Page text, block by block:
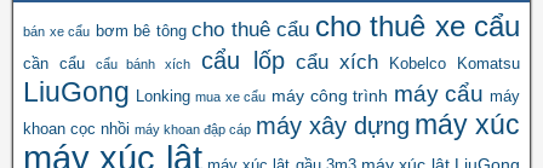
bán xe cẩu bơm bê tông cho thuê cẩu cho thuê xe cẩu
cần cẩu cẩu bánh xích cẩu lốp cẩu xích Kobelco Komatsu
LiuGong Lonking mua xe cẩu máy công trình máy cẩu máy
khoan cọc nhồi máy khoan đập cáp máy xây dựng máy xúc
máy xúc lật máy xúc lật LiuGong